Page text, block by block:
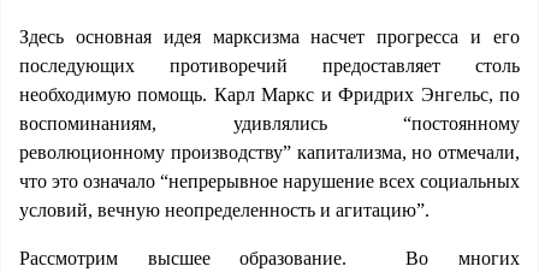
Здесь основная идея марксизма насчет прогресса и его
последующих противоречий предоставляет столь
необходимую помощь. Карл Маркс и Фридрих Энгельс, по
воспоминаниям, удивлялись “постоянному
революционному производству” капитализма, но отмечали,
что это означало “непрерывное нарушение всех социальных
условий, вечную неопределенность и агитацию”.
Рассмотрим высшее образование. Во многих